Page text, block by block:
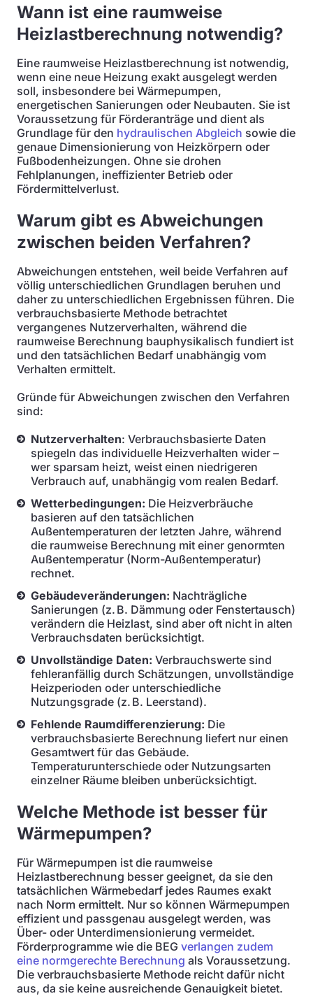
Wann ist eine raumweise
Heizlastberechnung notwendig?
Eine raumweise Heizlastberechnung ist notwendig,
wenn eine neue Heizung exakt ausgelegt werden
soll, insbesondere bei Wärmepumpen,
energetischen Sanierungen oder Neubauten. Sie ist
Voraussetzung für Förderanträge und dient als
Grundlage für den hydraulischen Abgleich sowie die
genaue Dimensionierung von Heizkörpern oder
Fußbodenheizungen. Ohne sie drohen
Fehlplanungen, ineffizienter Betrieb oder
Fördermittelverlust.
Warum gibt es Abweichungen
zwischen beiden Verfahren?
Abweichungen entstehen, weil beide Verfahren auf
völlig unterschiedlichen Grundlagen beruhen und
daher zu unterschiedlichen Ergebnissen führen. Die
verbrauchsbasierte Methode betrachtet
vergangenes Nutzerverhalten, während die
raumweise Berechnung bauphysikalisch fundiert ist
und den tatsächlichen Bedarf unabhängig vom
Verhalten ermittelt.
Gründe für Abweichungen zwischen den Verfahren
sind:
Nutzerverhalten: Verbrauchsbasierte Daten
spiegeln das individuelle Heizverhalten wider –
wer sparsam heizt, weist einen niedrigeren
Verbrauch auf, unabhängig vom realen Bedarf.
Wetterbedingungen: Die Heizverbräuche
basieren auf den tatsächlichen
Außentemperaturen der letzten Jahre, während
die raumweise Berechnung mit einer genormten
Außentemperatur (Norm-Außentemperatur)
rechnet.
Gebäudeveränderungen: Nachträgliche
Sanierungen (z. B. Dämmung oder Fenstertausch)
verändern die Heizlast, sind aber oft nicht in alten
Verbrauchsdaten berücksichtigt.
Unvollständige Daten: Verbrauchswerte sind
fehleranfällig durch Schätzungen, unvollständige
Heizperioden oder unterschiedliche
Nutzungsgrade (z. B. Leerstand).
Fehlende Raumdifferenzierung: Die
verbrauchsbasierte Berechnung liefert nur einen
Gesamtwert für das Gebäude.
Temperaturunterschiede oder Nutzungsarten
einzelner Räume bleiben unberücksichtigt.
Welche Methode ist besser für
Wärmepumpen?
Für Wärmepumpen ist die raumweise
Heizlastberechnung besser geeignet, da sie den
tatsächlichen Wärmebedarf jedes Raumes exakt
nach Norm ermittelt. Nur so können Wärmepumpen
effizient und passgenau ausgelegt werden, was
Über- oder Unterdimensionierung vermeidet.
Förderprogramme wie die BEG verlangen zudem
eine normgerechte Berechnung als Voraussetzung.
Die verbrauchsbasierte Methode reicht dafür nicht
aus, da sie keine ausreichende Genauigkeit bietet.